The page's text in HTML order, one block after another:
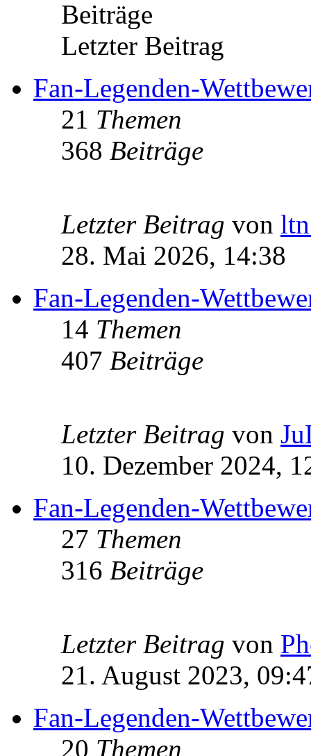
Beiträge
Letzter Beitrag
Fan-Legenden-
21 Themen
368 Beiträge
Letzter Beitrag von
28. Mai 2026, 14:38
Fan-Legenden-
14 Themen
407 Beiträge
Letzter Beitrag von
10. Dezember 2024,
Fan-Legenden-
27 Themen
316 Beiträge
Letzter Beitrag von
21. August 2023,
Fan-Legenden-
20 Themen